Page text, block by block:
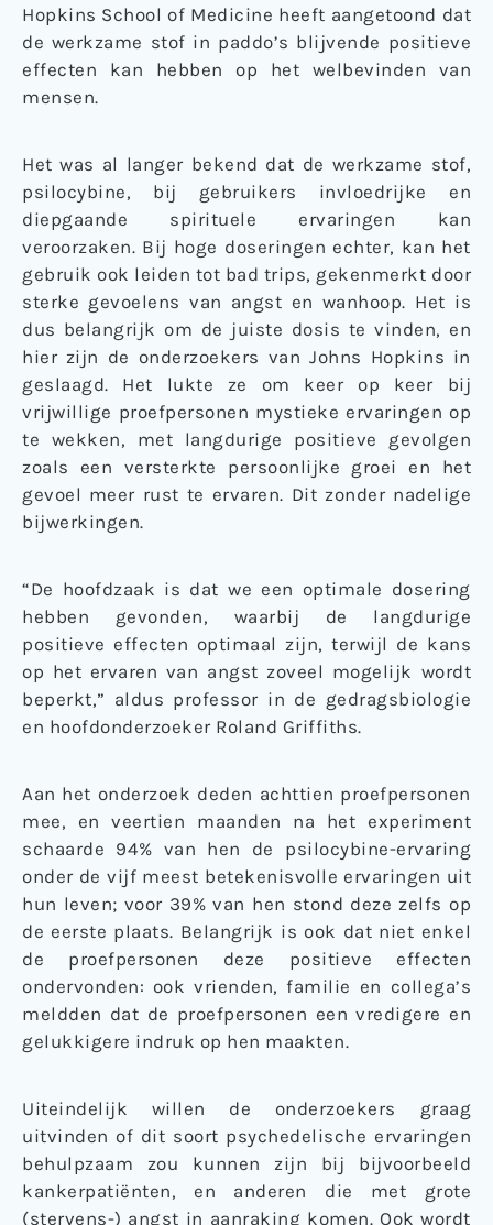
Hopkins School of Medicine heeft aangetoond dat
de werkzame stof in paddo’s blijvende positieve
effecten kan hebben op het welbevinden van
mensen.
Het was al langer bekend dat de werkzame stof,
psilocybine, bij gebruikers invloedrijke en
diepgaande spirituele ervaringen kan
veroorzaken. Bij hoge doseringen echter, kan het
gebruik ook leiden tot bad trips, gekenmerkt door
sterke gevoelens van angst en wanhoop. Het is
dus belangrijk om de juiste dosis te vinden, en
hier zijn de onderzoekers van Johns Hopkins in
geslaagd. Het lukte ze om keer op keer bij
vrijwillige proefpersonen mystieke ervaringen op
te wekken, met langdurige positieve gevolgen
zoals een versterkte persoonlijke groei en het
gevoel meer rust te ervaren. Dit zonder nadelige
bijwerkingen.
“De hoofdzaak is dat we een optimale dosering
hebben gevonden, waarbij de langdurige
positieve effecten optimaal zijn, terwijl de kans
op het ervaren van angst zoveel mogelijk wordt
beperkt,” aldus professor in de gedragsbiologie
en hoofdonderzoeker Roland Griffiths.
Aan het onderzoek deden achttien proefpersonen
mee, en veertien maanden na het experiment
schaarde 94% van hen de psilocybine-ervaring
onder de vijf meest betekenisvolle ervaringen uit
hun leven; voor 39% van hen stond deze zelfs op
de eerste plaats. Belangrijk is ook dat niet enkel
de proefpersonen deze positieve effecten
ondervonden: ook vrienden, familie en collega’s
meldden dat de proefpersonen een vredigere en
gelukkigere indruk op hen maakten.
Uiteindelijk willen de onderzoekers graag
uitvinden of dit soort psychedelische ervaringen
behulpzaam zou kunnen zijn bij bijvoorbeeld
kankerpatiënten, en anderen die met grote
(stervens-) angst in aanraking komen. Ook wordt